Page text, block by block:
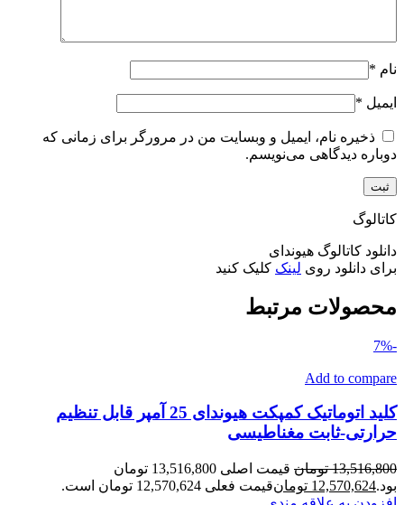
نام *
ایمیل *
ذخیره نام، ایمیل و وبسایت من در مرورگر برای زمانی که
دوباره دیدگاهی می‌نویسم.
کاتالوگ
دانلود کاتالوگ هیوندای
برای دانلود روی لینک کلیک کنید
محصولات مرتبط
-7%
Add to compare
کلید اتوماتیک کمپکت هیوندای 25 آمپر قابل تنظیم
حرارتی-ثابت مغناطیسی
13,516,800 تومان
قیمت اصلی 13,516,800 تومان
بود.12,570,624 تومانقیمت فعلی 12,570,624 تومان است.